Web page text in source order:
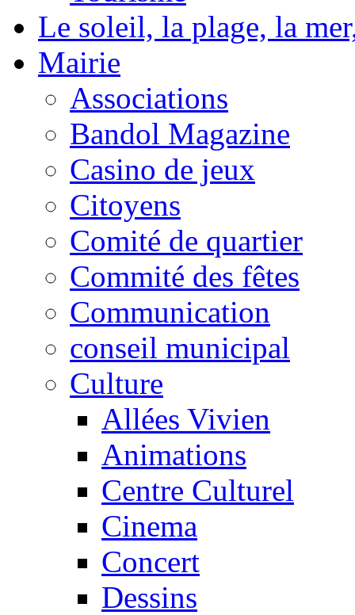
Le soleil, la plage, la
Mairie
Associations
Bandol Magazine
Casino de jeux
Citoyens
Comité de quartier
Commité des fêtes
Communication
conseil municipal
Culture
Allées Vivien
Animations
Centre Culturel
Cinema
Concert
Dessins